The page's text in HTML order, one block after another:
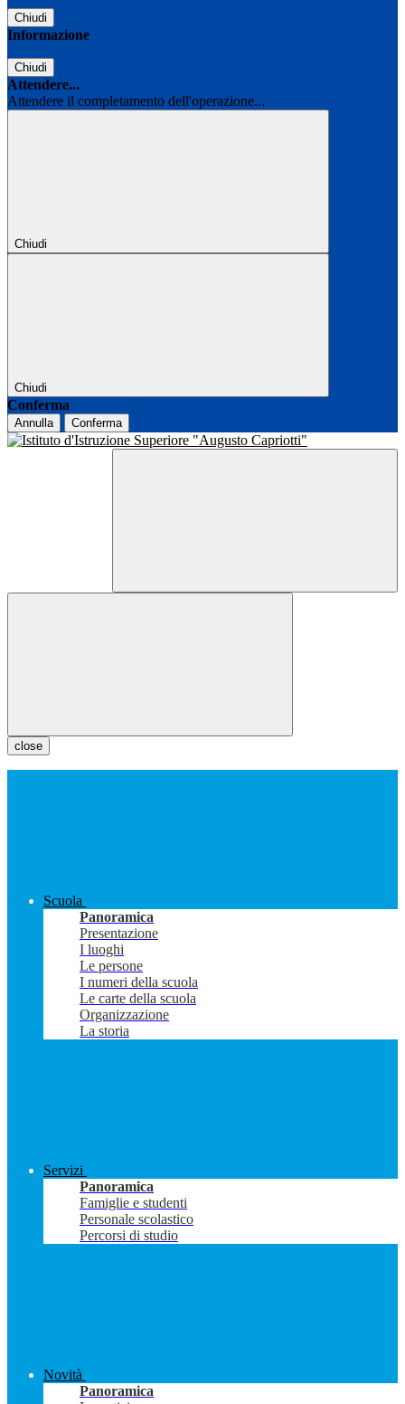
Chiudi
Informazione
Chiudi
Attendere...
Attendere il completamento dell'operazione...
Chiudi
Chiudi
Conferma
Annulla Conferma
close
Scuola
Panoramica
Presentazione
I luoghi
Le persone
I numeri della scuola
Le carte della scuola
Organizzazione
La storia
Servizi
Panoramica
Famiglie e studenti
Personale scolastico
Percorsi di studio
Novità
Panoramica